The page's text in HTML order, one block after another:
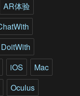
AR体验
DoitWith
iOS
Mac
Oculus